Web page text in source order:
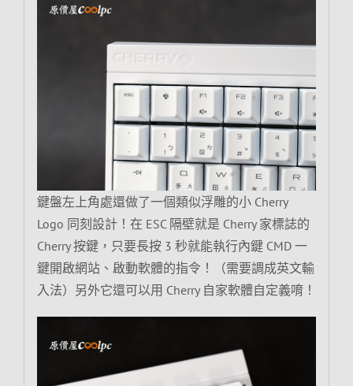
鍵盤左上角處還做了一個類似浮雕的小 Cherry
Logo 同刻設計！在 ESC 隔壁就是 Cherry 家標誌的
Cherry 按鍵，只要長按 3 秒就能執行內鍵 CMD 一
鍵開啟網站、啟動軟體的指令！（需要調成英文輸
入法）另外它還可以用 Cherry 自家軟體自定義唷！